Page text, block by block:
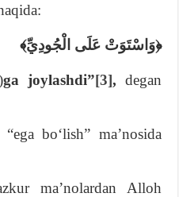
﴿وَاسْتَوَتْ عَلَى الْجُودِيِّ﴾
ga joylashdi”[3], degan
boʻlish” maʼnosida
maʼnolardan Alloh